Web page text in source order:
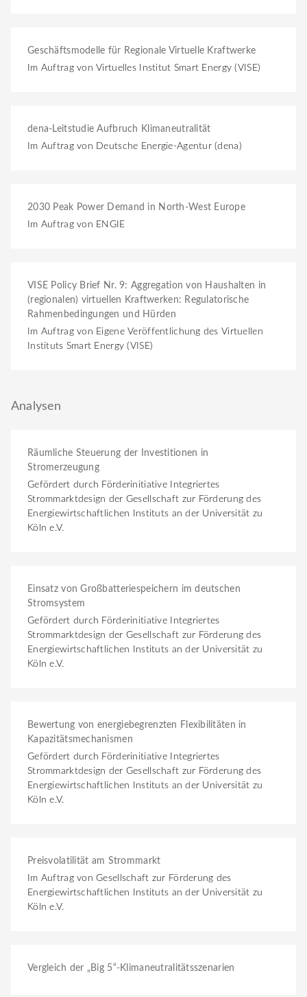
Geschäftsmodelle für Regionale Virtuelle Kraftwerke
Im Auftrag von Virtuelles Institut Smart Energy (VISE)
dena-Leitstudie Aufbruch Klimaneutralität
Im Auftrag von Deutsche Energie-Agentur (dena)
2030 Peak Power Demand in North-West Europe
Im Auftrag von ENGIE
VISE Policy Brief Nr. 9: Aggregation von Haushalten in
(regionalen) virtuellen Kraftwerken: Regulatorische
Rahmenbedingungen und Hürden
Im Auftrag von Eigene Veröffentlichung des Virtuellen
Instituts Smart Energy (VISE)
Analysen
Räumliche Steuerung der Investitionen in
Stromerzeugung
Gefördert durch Förderinitiative Integriertes
Strommarktdesign der Gesellschaft zur Förderung des
Energiewirtschaftlichen Instituts an der Universität zu
Köln e.V.
Einsatz von Großbatteriespeichern im deutschen
Stromsystem
Gefördert durch Förderinitiative Integriertes
Strommarktdesign der Gesellschaft zur Förderung des
Energiewirtschaftlichen Instituts an der Universität zu
Köln e.V.
Bewertung von energiebegrenzten Flexibilitäten in
Kapazitätsmechanismen
Gefördert durch Förderinitiative Integriertes
Strommarktdesign der Gesellschaft zur Förderung des
Energiewirtschaftlichen Instituts an der Universität zu
Köln e.V.
Preisvolatilität am Strommarkt
Im Auftrag von Gesellschaft zur Förderung des
Energiewirtschaftlichen Instituts an der Universität zu
Köln e.V.
Vergleich der „Big 5“-Klimaneutralitätsszenarien